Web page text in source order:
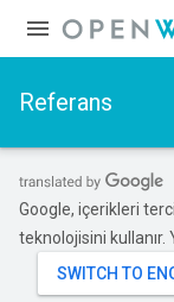
Referans
Google, içerikleri
teknolojisini